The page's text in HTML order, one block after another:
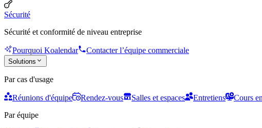
Sécurité
Sécurité et conformité de niveau entreprise
Pourquoi Koalendar Contacter l’équipe commerciale
Solutions
Par cas d'usage
Réunions d'équipe Rendez-vous Salles et espaces Entretiens
Cours
Par équipe